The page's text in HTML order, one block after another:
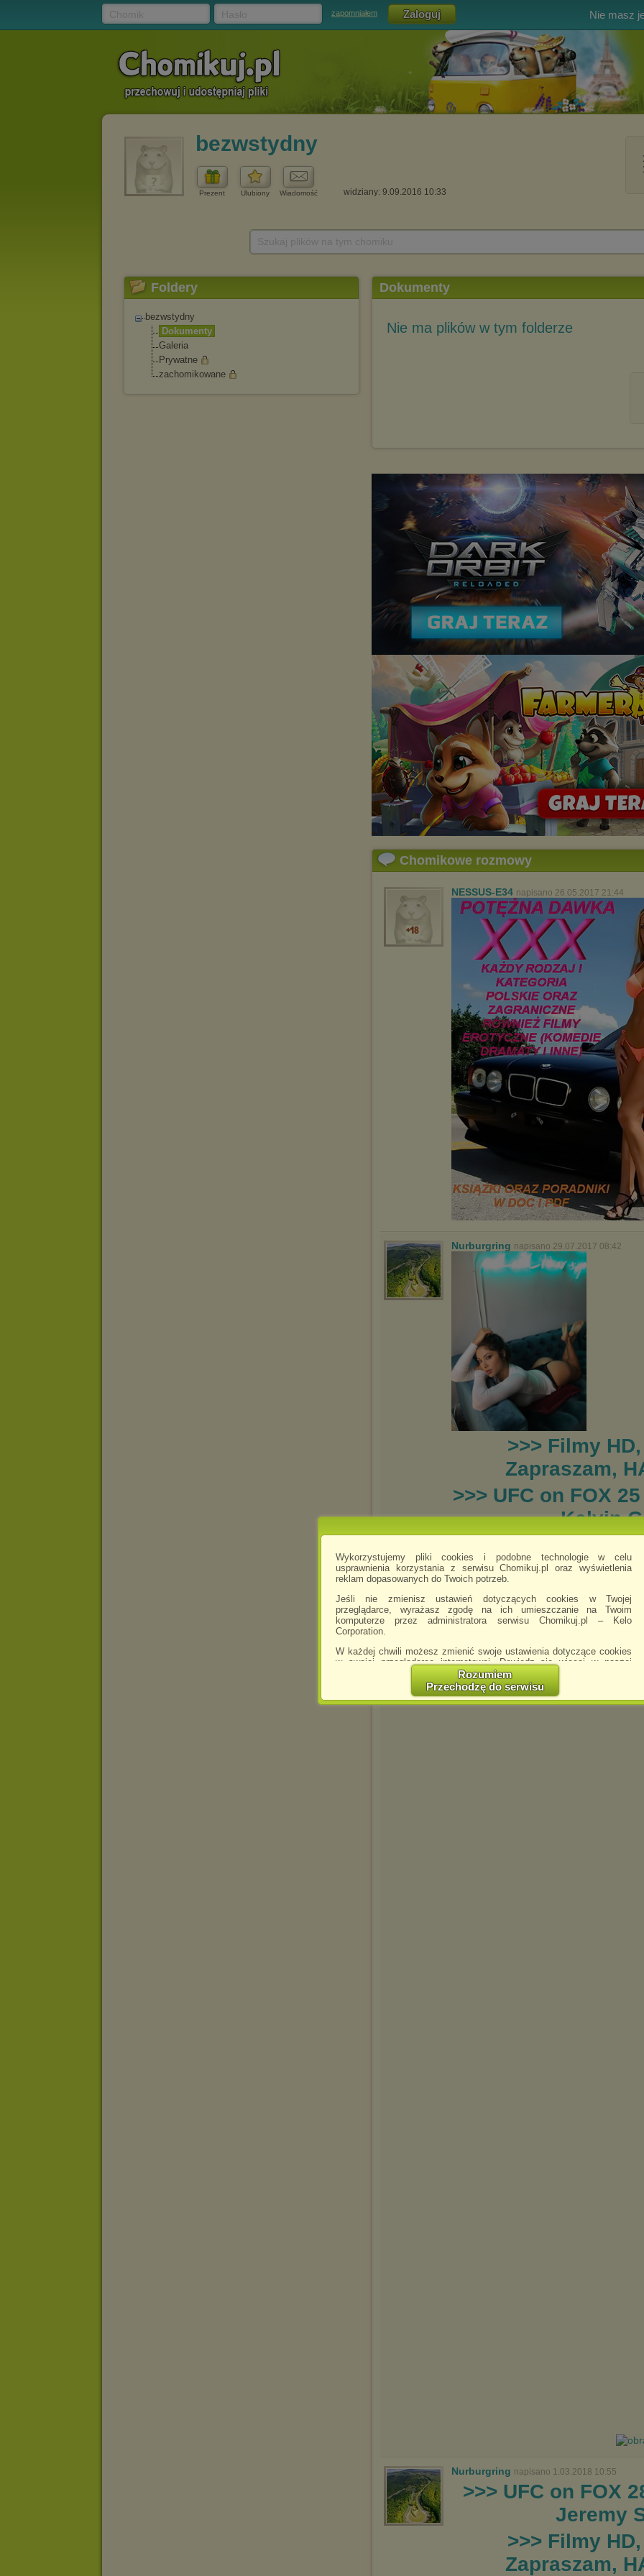
Wykorzystujemy pliki cookies i podobne technologie w celu
usprawnienia korzystania z serwisu Chomikuj.pl oraz wyświetlenia
reklam dopasowanych do Twoich potrzeb.
Jeśli nie zmienisz ustawień dotyczących cookies w Twojej
przeglądarce, wyrażasz zgodę na ich umieszczanie na Twoim
komputerze przez administratora serwisu Chomikuj.pl – Kelo
Corporation.
W każdej chwili możesz zmienić swoje ustawienia dotyczące cookies
w swojej przeglądarce internetowej. Dowiedz się więcej w naszej
http://chomikuj.pl/PolitykaPrywatnosci.aspx
Jednocześnie informujemy że zmiana ustawień przeglądarki może
spowodować ograniczenie korzystania ze strony Chomikuj.pl.
Rozumiem
Przechodzę do serwisu
zapomniałem Nie masz
bezwstydny
Prezent Ulubiony Wiadomość widziany: 9.09.2016 10:33
Foldery
bezwstydny
Dokumenty
Galeria
Prywatne
zachomikowane
Dokumenty
Nie ma plików w tym folderze
Chomikowe rozmowy
NESSUS-E34 napisano 26.05.2017 21:44
Nurburgring napisano 29.07.2017 08:42
>>> Filmy
Zapraszam,
>>> UFC on FOX
Kelvin
Tiili napisano 9.01.2018 16:51
Witam, pozdrawiam i
Filmy Dokumentalne, Seriale,
Teledyski, Tapety, Emotki i
Nurburgring napisano 1.03.2018 10:55
>>> UFC on FOX
Jeremy
>>> Filmy
Zapraszam,